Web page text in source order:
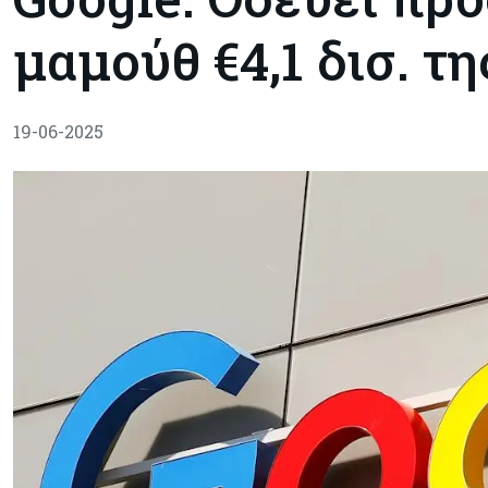
μαμούθ €4,1 δισ.
19-06-2025